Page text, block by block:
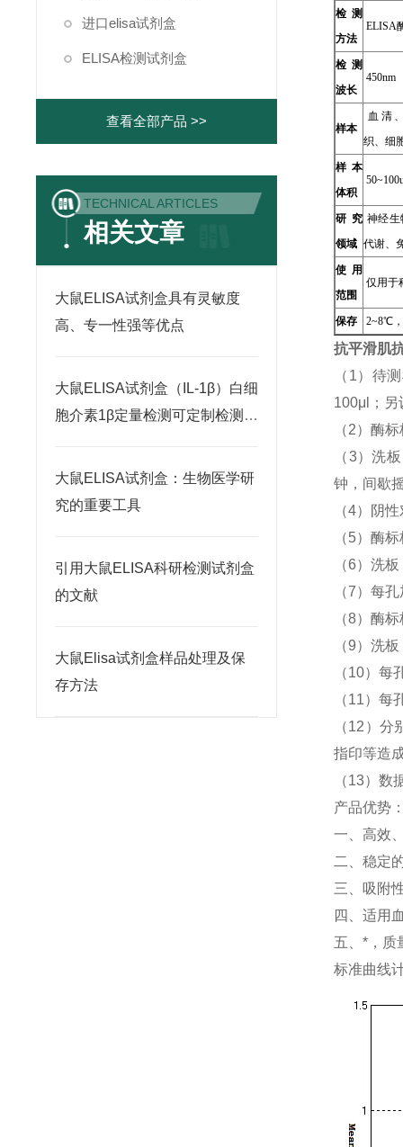
进口elisa试剂盒
ELISA检测试剂盒
查看全部产品 >>
TECHNICAL ARTICLES
相关文章
大鼠ELISA试剂盒具有灵敏度
高、专一性强等优点
大鼠ELISA试剂盒（IL-1β）白细
胞介素1β定量检测可定制检测范
大鼠ELISA试剂盒：生物医学研
究的重要工具
引用大鼠ELISA科研检测试剂盒
的文献
大鼠Elisa试剂盒样品处理及保
存方法
检测
方法
ELISA
检测
波长
450nm
样本
血清
织、细
样本
体积
研究
领域
神经生
代谢、
使用
范围
仅用于
保存 2~8℃
抗平滑肌
（1）待
100μl；
（2）酶
（3）洗
钟，间歇
（4）阴
（5）酶
（6）洗
（7）每
（8）酶
（9）洗
（10）
（11）
（12）
指印等造
（13）
产品优势
一、高效
二、稳定
三、吸附
四、适用
五、*，质
标准曲线